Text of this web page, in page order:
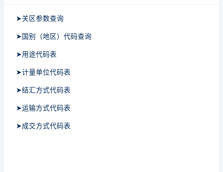
➤关区参数查询
➤国别（地区）代码查询
➤用途代码表
➤计量单位代码表
➤结汇方式代码表
➤运输方式代码表
➤成交方式代码表